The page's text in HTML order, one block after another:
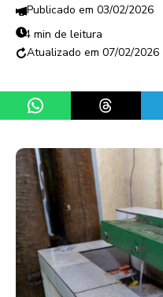
03/02/2026
4 min de leitura
07/02/2026
Share on WhatsApp
Share on